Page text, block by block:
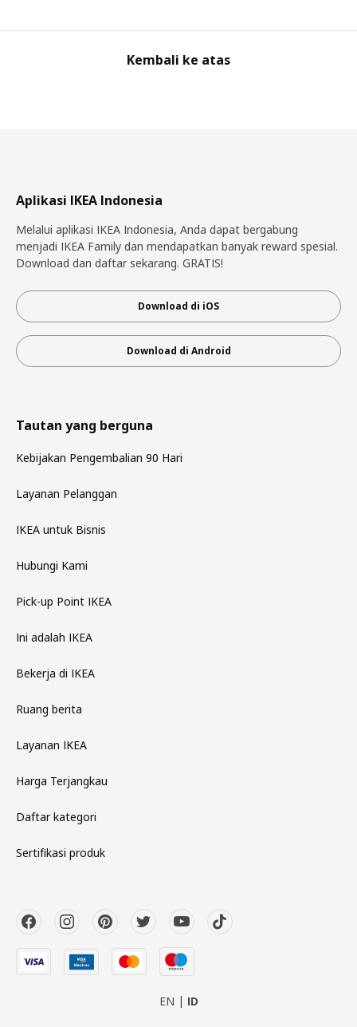
Kembali ke atas
Aplikasi IKEA Indonesia
Melalui aplikasi IKEA Indonesia, Anda dapat bergabung
menjadi IKEA Family dan mendapatkan banyak reward spesial.
Download dan daftar sekarang. GRATIS!
Download di iOS
Download di Android
Tautan yang berguna
Kebijakan Pengembalian 90 Hari
Layanan Pelanggan
IKEA untuk Bisnis
Hubungi Kami
Pick-up Point IKEA
Ini adalah IKEA
Bekerja di IKEA
Ruang berita
Layanan IKEA
Harga Terjangkau
Daftar kategori
Sertifikasi produk
EN ID